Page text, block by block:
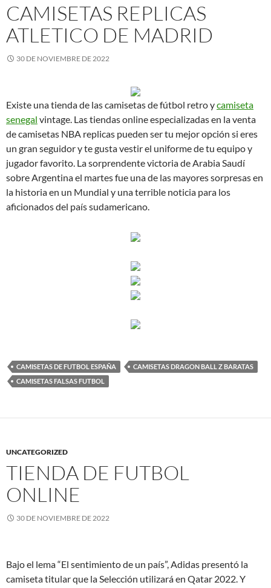
CAMISETAS REPLICAS
ATLETICO DE MADRID
30 DE NOVIEMBRE DE 2022
Existe una tienda de las camisetas de fútbol retro ycamiseta
senegal vintage. Las tiendas online especializadas en la venta
de camisetas NBA replicas pueden ser tu mejor opción si eres
un gran seguidor y te gusta vestir el uniforme de tu equipo y
jugador favorito. La sorprendente victoria de Arabia Saudí
sobre Argentina el martes fue una de las mayores sorpresas en
la historia en un Mundial y una terrible noticia para los
aficionados del país sudamericano.
CAMISETAS DE FUTBOL ESPAÑA
CAMISETAS DRAGON BALL Z BARATAS
CAMISETAS FALSAS FUTBOL
UNCATEGORIZED
TIENDA DE FUTBOL
ONLINE
30 DE NOVIEMBRE DE 2022
Bajo el lema “El sentimiento de un país”, Adidas presentó la
camiseta titular que la Selección utilizará en Qatar 2022. Y